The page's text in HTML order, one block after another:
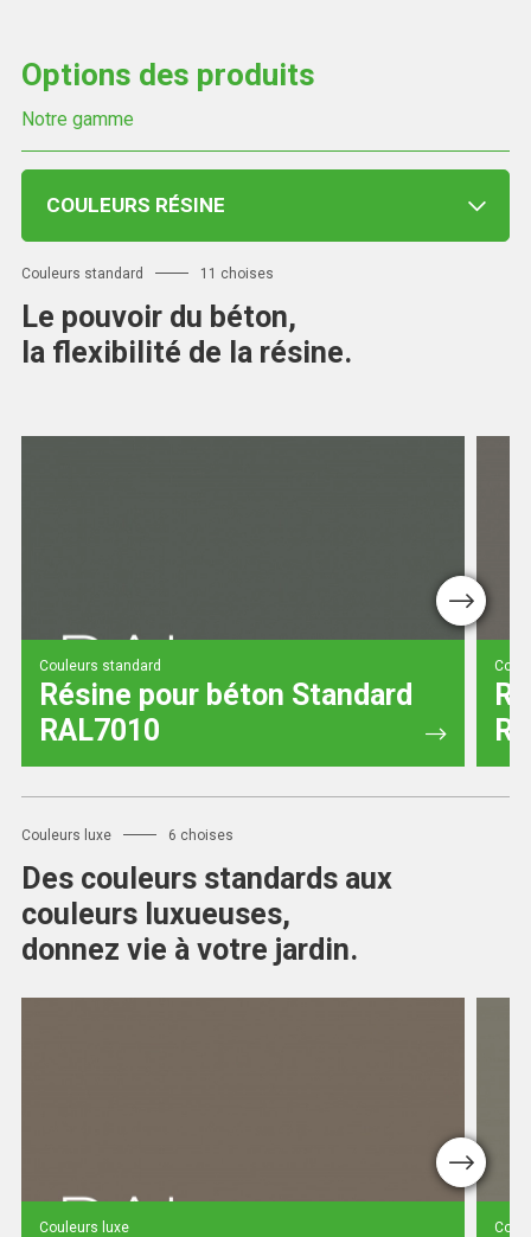
Options des produits
Notre gamme
COULEURS RÉSINE
Couleurs standard 11 choises
Le pouvoir du béton,
la flexibilité de la résine.
Couleurs standard
Résine pour béton Standard
RAL7010
Next
Couleurs luxe 6 choises
Des couleurs standards aux
couleurs luxueuses,
donnez vie à votre jardin.
Couleurs luxe
Next